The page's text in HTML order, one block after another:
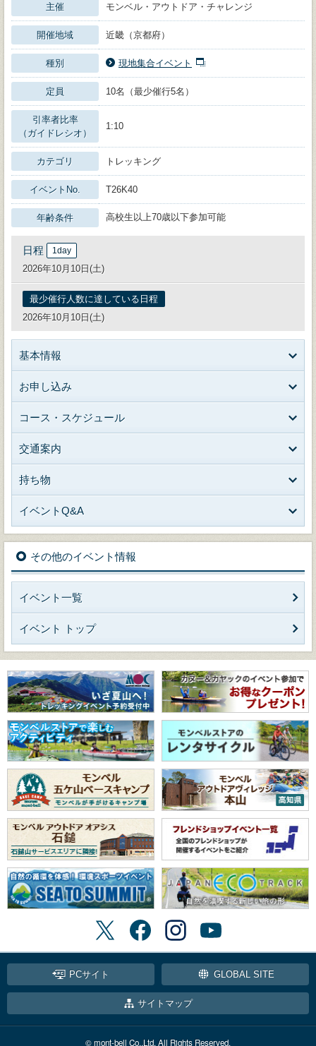
主催 モンベル・アウトドア・チャレンジ
開催地域 近畿（京都府）
種別 現地集合イベント
定員 10名（最少催行5名）
引率者比率
（ガイドレシオ）
1:10
カテゴリ トレッキング
イベントNo. T26K40
年齢条件 高校生以上70歳以下参加可能
日程 1day
2026年10月10日(土)
最少催行人数に達している日程
2026年10月10日(土)
基本情報
お申し込み
コース・スケジュール
交通案内
持ち物
イベントQ&A
その他のイベント情報
イベント一覧
イベント トップ
PCサイト GLOBAL SITE
サイトマップ
© mont-bell Co.,Ltd. All Rights Reserved.